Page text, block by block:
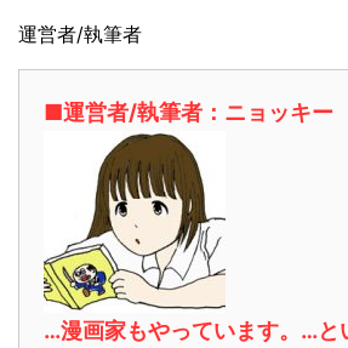
運営者/執筆者
■運営者/執筆者：ニョッキー
…漫画家もやっています。…と